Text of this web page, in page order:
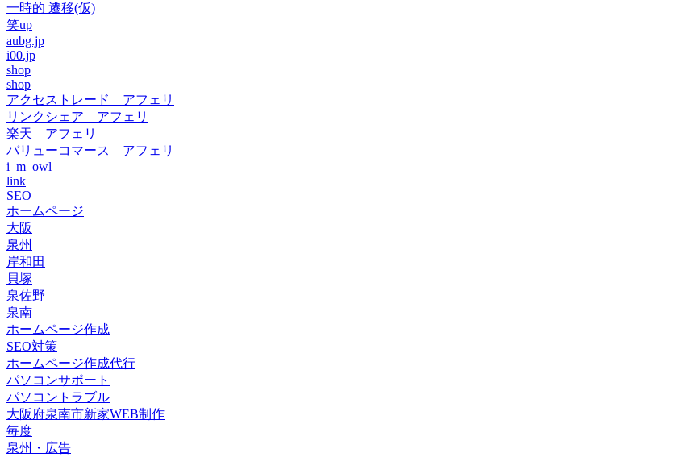
一時的 遷移(仮)
笑up
aubg.jp
i00.jp
shop
shop
アクセストレード アフェリ
リンクシェア アフェリ
楽天 アフェリ
バリューコマース アフェリ
i_m_owl
link
SEO
ホームページ
大阪
泉州
岸和田
貝塚
泉佐野
泉南
ホームページ作成
SEO対策
ホームページ作成代行
パソコンサポート
パソコントラブル
大阪府泉南市新家WEB制作
毎度
泉州・広告